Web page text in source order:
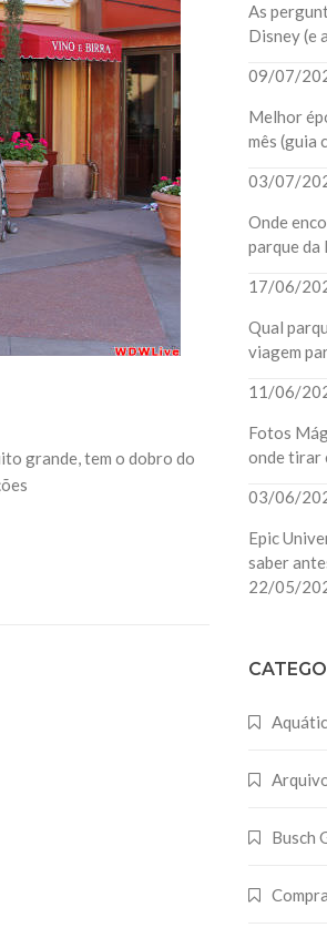
grande, tem o dobro do
As
Disney (e
09/07/
Melhor
mês (guia
03/07/
Onde
parque da
17/06/
Qual
viagem
11/06/
Fotos
onde tirar
03/06/
Epic
saber
22/05/
Busch